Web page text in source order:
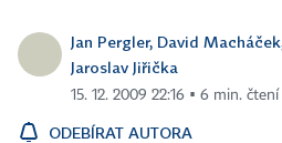
Jan Pergler, David
Jaroslav Jiřička
15. 12. 2009 22:16 ▪ 6 min. čtení
ODEBÍRAT AUTORA